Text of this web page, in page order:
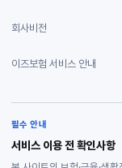
회사비전
이즈보험 서비스 안내
필수 안내
서비스 이용 전 확인사항